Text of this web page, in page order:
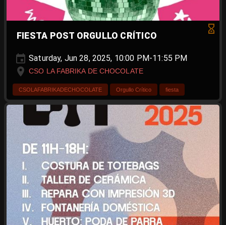
FIESTA POST ORGULLO CRÍTICO
Saturday, Jun 28, 2025, 10:00 PM-11:55 PM
CSO LA FABRIKA DE CHOCOLATE
CSOLAFABRIKADECHOCOLATE Orgullo Crítico fiesta